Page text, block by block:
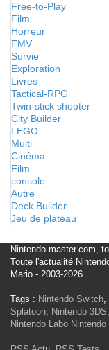
Free-to-Play
Film
Horreur
FMV
Survie
Exploration
Livres
Tactical-RPG
Twin-stick shooter
City Builder
LEGO
Multi
Cinéma
Film
console
Autre
Deck Builder
Jeu de plateau
Nintendo-master.com,
Toute l'actualité
Mario - 2003-2026
Tags : Nintendo Switch,
Splatoon, Nintendo 3DS,
Nintendo Labo